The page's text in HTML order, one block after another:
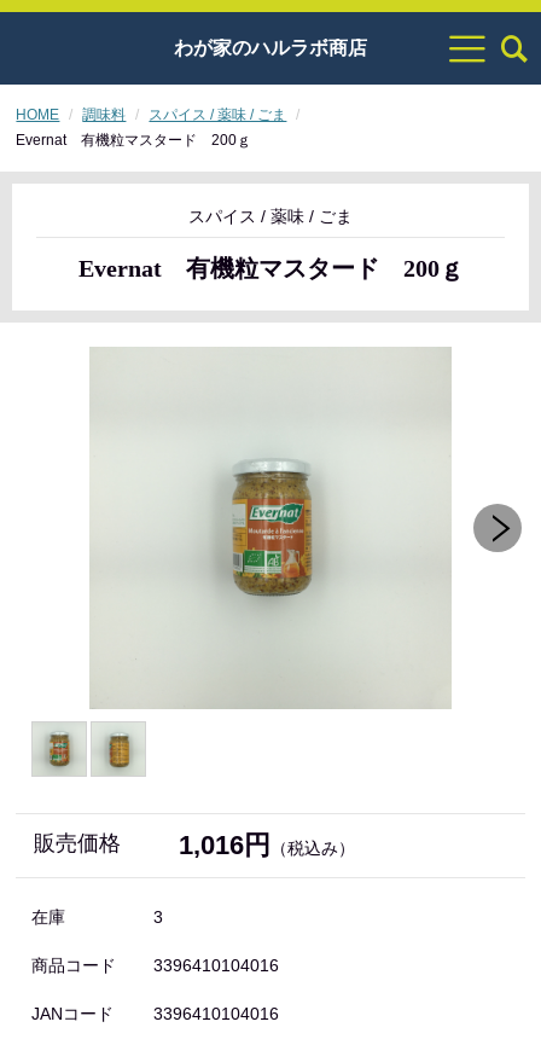
わが家のハルラボ商店
HOME 調味料
スパイス / 薬味 / ごま
Evernat 有機粒マスタード 200ｇ
スパイス / 薬味 / ごま
Evernat 有機粒マスタード 200ｇ
販売価格 1,016円 （税込み）
在庫 3
商品コード 3396410104016
JANコード 3396410104016